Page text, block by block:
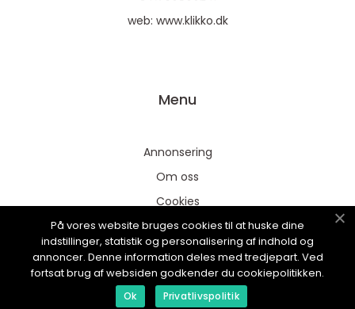
web: www.klikko.dk
Menu
Annonsering
Om oss
Cookies
Kontakta oss
Sitemap
På vores website bruges cookies til at huske dine
indstillinger, statistik og personalisering af indhold og
annoncer. Denne information deles med tredjepart. Ved
fortsat brug af websiden godkender du cookiepolitikken.
Ok Privatlivspolitik